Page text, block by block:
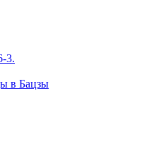
3.
в Бацзы